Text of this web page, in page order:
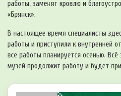
работы, заменят кровлю и
«Брянск».
В настоящее время специалисты
работы и приступили к внутренней
все работы планируется осенью.
музей продолжит работу и будет